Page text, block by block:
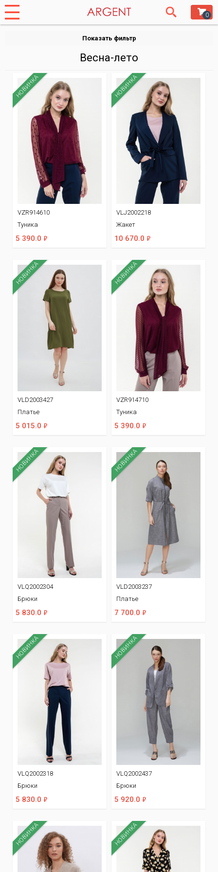
0
Показать фильтр
Весна-лето
НОВИНКА
VZR914610
Туника
5 390.0 ф
НОВИНКА
VLJ2002218
Жакет
10 670.0 ф
НОВИНКА
VLD2003427
Платье
5 015.0 ф
НОВИНКА
VZR914710
Туника
5 390.0 ф
НОВИНКА
VLQ2002304
Брюки
5 830.0 ф
НОВИНКА
VLD2003237
Платье
7 700.0 ф
НОВИНКА
VLQ2002318
Брюки
5 830.0 ф
НОВИНКА
VLQ2002437
Брюки
5 920.0 ф
НОВИНКА НОВИНКА